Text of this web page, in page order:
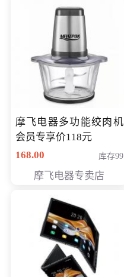
摩飞电器多功能绞肉机
会员专享价118元
168.00
库存99
摩飞电器专卖店